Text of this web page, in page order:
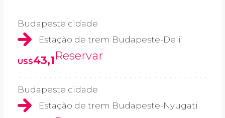
Budapeste cidade
Estação de trem Budapeste-Deli
US$43,1Reservar
Budapeste cidade
Estação de trem Budapeste-Nyugati